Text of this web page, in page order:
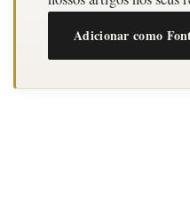
Adicionar como